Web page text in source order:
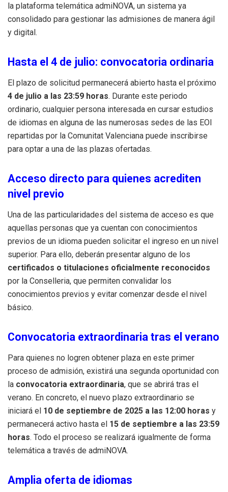
la plataforma telemática admiNOVA, un sistema ya
consolidado para gestionar las admisiones de manera ágil
y digital.
Hasta el 4 de julio: convocatoria ordinaria
El plazo de solicitud permanecerá abierto hasta el próximo
4 de julio a las 23:59 horas. Durante este periodo
ordinario, cualquier persona interesada en cursar estudios
de idiomas en alguna de las numerosas sedes de las EOI
repartidas por la Comunitat Valenciana puede inscribirse
para optar a una de las plazas ofertadas.
Acceso directo para quienes acrediten
nivel previo
Una de las particularidades del sistema de acceso es que
aquellas personas que ya cuentan con conocimientos
previos de un idioma pueden solicitar el ingreso en un nivel
superior. Para ello, deberán presentar alguno de los
certificados o titulaciones oficialmente reconocidos
por la Conselleria, que permiten convalidar los
conocimientos previos y evitar comenzar desde el nivel
básico.
Convocatoria extraordinaria tras el verano
Para quienes no logren obtener plaza en este primer
proceso de admisión, existirá una segunda oportunidad con
la convocatoria extraordinaria, que se abrirá tras el
verano. En concreto, el nuevo plazo extraordinario se
iniciará el 10 de septiembre de 2025 a las 12:00 horas y
permanecerá activo hasta el 15 de septiembre a las 23:59
horas. Todo el proceso se realizará igualmente de forma
telemática a través de admiNOVA.
Amplia oferta de idiomas